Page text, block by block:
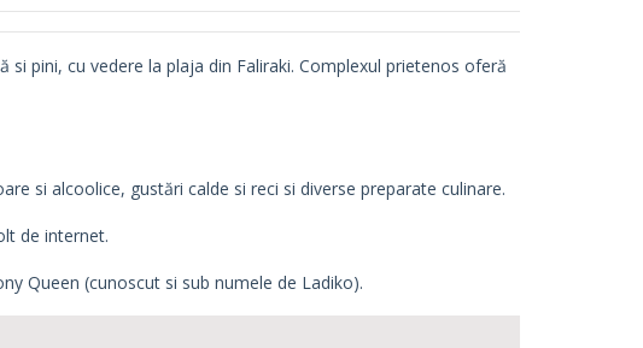
pini, cu vedere la plaja din Faliraki. Complexul prietenos oferă
si alcoolice, gustări calde si reci si diverse preparate culinare.
de internet.
Queen (cunoscut si sub numele de Ladiko).